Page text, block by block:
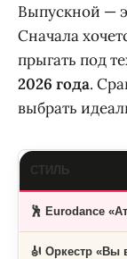
Выпускной —
Сначала
прыгать под
2026 года.
выбрать
СТИЛЬ
🕺 Eurodance
🎻 Оркестр «Вы